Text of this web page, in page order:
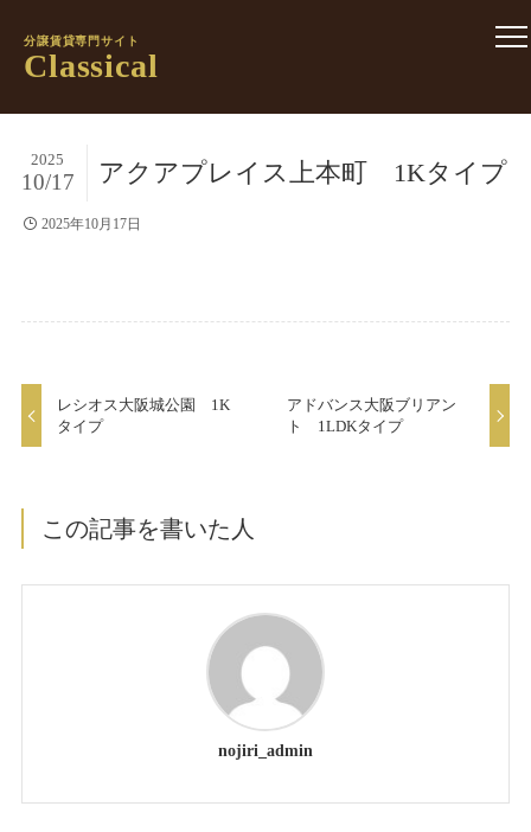
分譲賃貸専門サイト
Classical
アクアプレイス上本町 1Kタイプ
2025
10/17
2025年10月17日
レシオス大阪城公園 1K
タイプ
アドバンス大阪ブリアン
ト 1LDKタイプ
この記事を書いた人
nojiri_admin